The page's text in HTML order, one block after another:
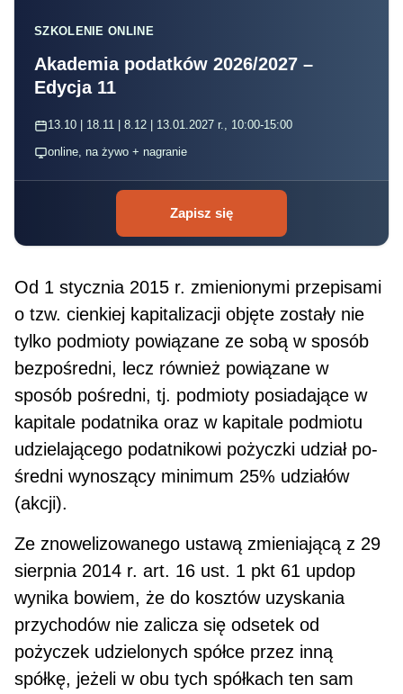
SZKOLENIE ONLINE
Akademia podatków 2026/2027 –
Edycja 11
13.10 | 18.11 | 8.12 | 13.01.2027 r., 10:00-15:00
online, na żywo + nagranie
Zapisz się
Od 1 stycznia 2015 r. zmienionymi przepisami
o tzw. cienkiej kapitalizacji objęte zostały nie
tylko pod­mioty powiązane ze sobą w sposób
bezpośredni, lecz również powiązane w
sposób pośredni, tj. podmioty posiadające w
kapitale podatnika oraz w kapitale podmiotu
udzielającego podatnikowi pożyczki udział po­
średni wynoszący minimum 25% udziałów
(akcji).
Ze znowelizowanego ustawą zmieniającą z 29
sierpnia 2014 r. art. 16 ust. 1 pkt 61 updop
wynika bo­wiem, że do kosztów uzyskania
przychodów nie zalicza się odsetek od
pożyczek udzielonych spółce przez inną
spółkę, jeżeli w obu tych spółkach ten sam